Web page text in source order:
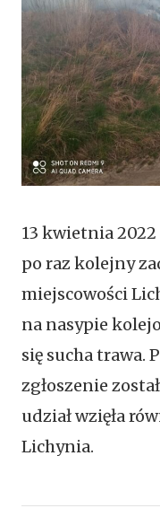
13 kwietnia 2022
po raz kolejny
miejscowości
na nasypie
się sucha trawa.
zgłoszenie
udział wzięła
Lichynia.